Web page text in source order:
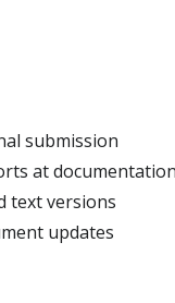
submission
at
text versions
updates